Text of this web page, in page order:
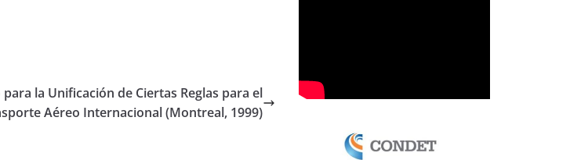
la Unificación de Ciertas Reglas para el
Aéreo Internacional (Montreal, 1999)